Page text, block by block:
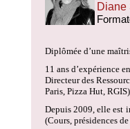
Diane
Diplômée d’une
11 ans d’expérience
Directeur des
Paris, Pizza Hut, RGIS)
Depuis 2009, elle est
(Cours, présidences